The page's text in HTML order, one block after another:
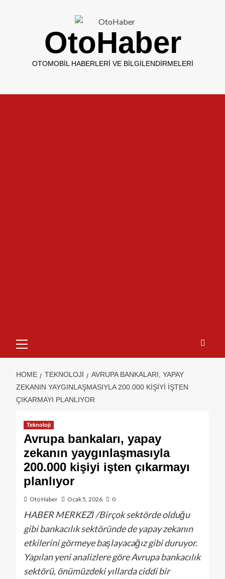
OtoHaber
OTOMOBIL HABERLERI VE BILGILENDIRMELERI
HOME TEKNOLOJI
AVRUPA BANKALARI, YAPAY
ZEKANIN YAYGINLAŞMASIYLA 200.000 KIŞIYI IŞTEN
ÇIKARMAYI PLANLIYOR
Teknoloji
Avrupa bankaları, yapay
zekanın yaygınlaşmasıyla
200.000 kişiyi işten çıkarmayı
planlıyor
Oto Haber Ocak 5, 2026 0
HABER MERKEZİ /Birçok sektörde olduğu
gibi bankacılık sektöründe de yapay zekanın
etkilerini görmeye başlayacağız gibi duruyor.
Yapılan yeni analizlere göre Avrupa bankacılık
sektörü, önümüzdeki yıllarda ciddi bir